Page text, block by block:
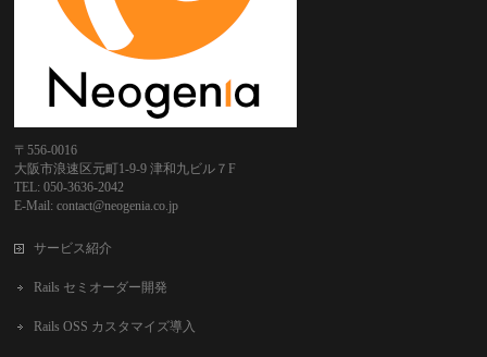
〒556-0016
大阪市浪速区元町1-9-9 津和九ビル７F
TEL: 050-3636-2042
E-Mail: contact@neogenia.co.jp
サービス紹介
Rails セミオーダー開発
Rails OSS カスタマイズ導入